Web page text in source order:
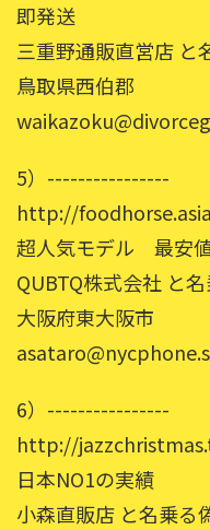
即発送
三重野通販直営店 と
鳥取県西伯郡
5）----------------
http://
超人気モデル 最安
QUBTQ株式会社 と
大阪府東大阪市
6）----------------
http://
日本NO1の実績
小森直販店 と名乗る